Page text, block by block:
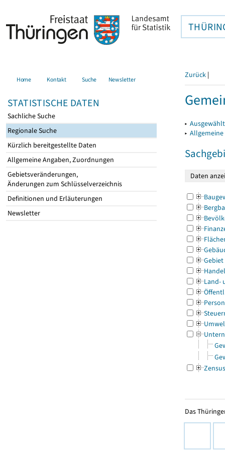
Home Kontakt Suche Newsletter
STATISTISCHE DATEN
Sachliche Suche
Regionale Suche
Kürzlich bereitgestellte Daten
Allgemeine Angaben, Zuordnungen
Gebietsveränderungen,
Änderungen zum Schlüsselverzeichnis
Definitionen und Erläuterungen
Newsletter
Zurück |
▸
▸
Gebiet
Land-
Zensus
Das